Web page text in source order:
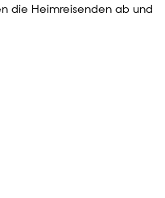
die Heimreisenden ab und